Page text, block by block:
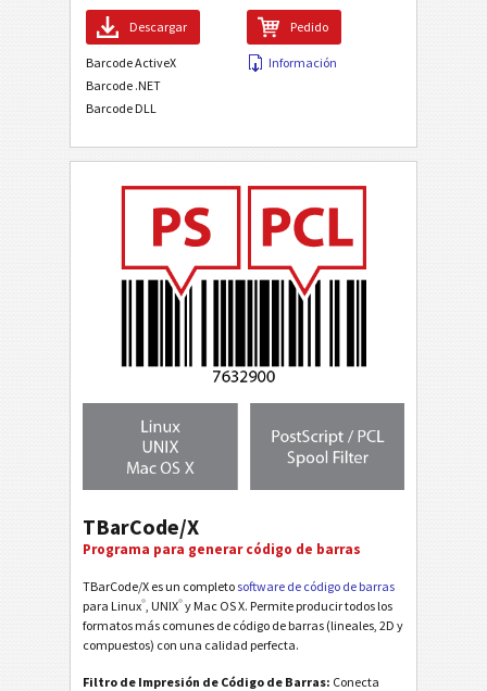
Descargar Pedido
Información
Barcode ActiveX
Barcode .NET
Barcode DLL
TBarCode/X
Programa para generar código de barras
TBarCode/X es un completo software de código de barras
para Linux®, UNIX®y Mac OS X. Permite producir todos los
formatos más comunes de código de barras (lineales, 2D y
compuestos) con una calidad perfecta.
Filtro de Impresión de Código de Barras: Conecta